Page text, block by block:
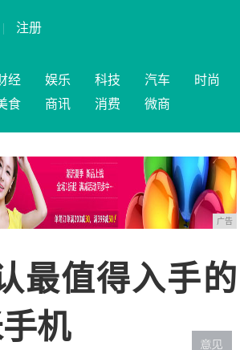
| 注册
经 娱乐 科技 汽车
时尚
食 商讯 消费 微商
广告
最值得入手的
机